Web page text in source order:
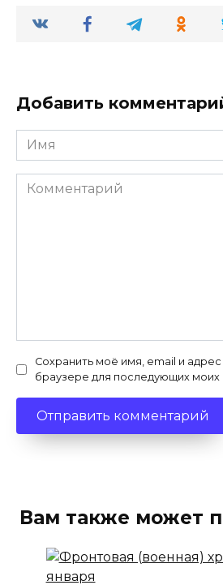
Добавить
Имя
*
Комментарий
Сохранить моё имя, email и адрес
браузере для последующих
Вам также может